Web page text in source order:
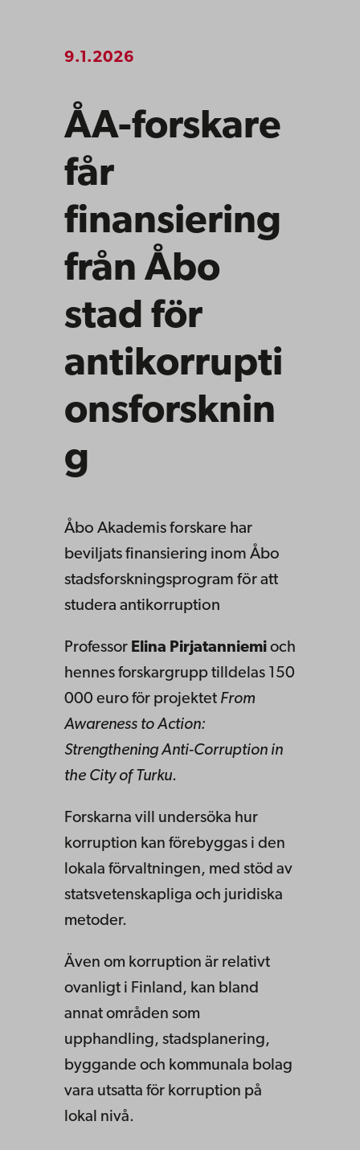
9.1.2026
ÅA-forskare
får
finansiering
från Åbo
stad för
antikorrupti
onsforsknin
g
Åbo Akademis forskare har
beviljats finansiering inom Åbo
stadsforskningsprogram för att
studera antikorruption
Professor Elina Pirjatanniemi och
hennes forskargrupp tilldelas 150
000 euro för projektet From
Awareness to Action:
Strengthening Anti-Corruption in
the City of Turku.
Forskarna vill undersöka hur
korruption kan förebyggas i den
lokala förvaltningen, med stöd av
statsvetenskapliga och juridiska
metoder.
Även om korruption är relativt
ovanligt i Finland, kan bland
annat områden som
upphandling, stadsplanering,
byggande och kommunala bolag
vara utsatta för korruption på
lokal nivå.